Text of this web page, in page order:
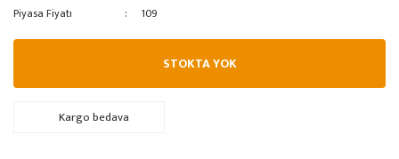
Piyasa Fiyatı
109
STOKTA YOK
Kargo bedava